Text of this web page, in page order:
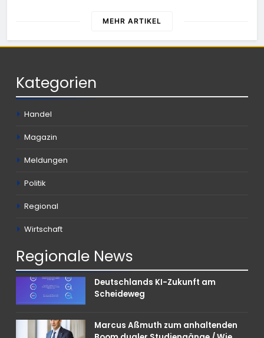
MEHR ARTIKEL
Kategorien
Handel
Magazin
Meldungen
Politik
Regional
Wirtschaft
Regionale News
Deutschlands KI-Zukunft am
Scheideweg
Marcus Aßmuth zum anhaltenden